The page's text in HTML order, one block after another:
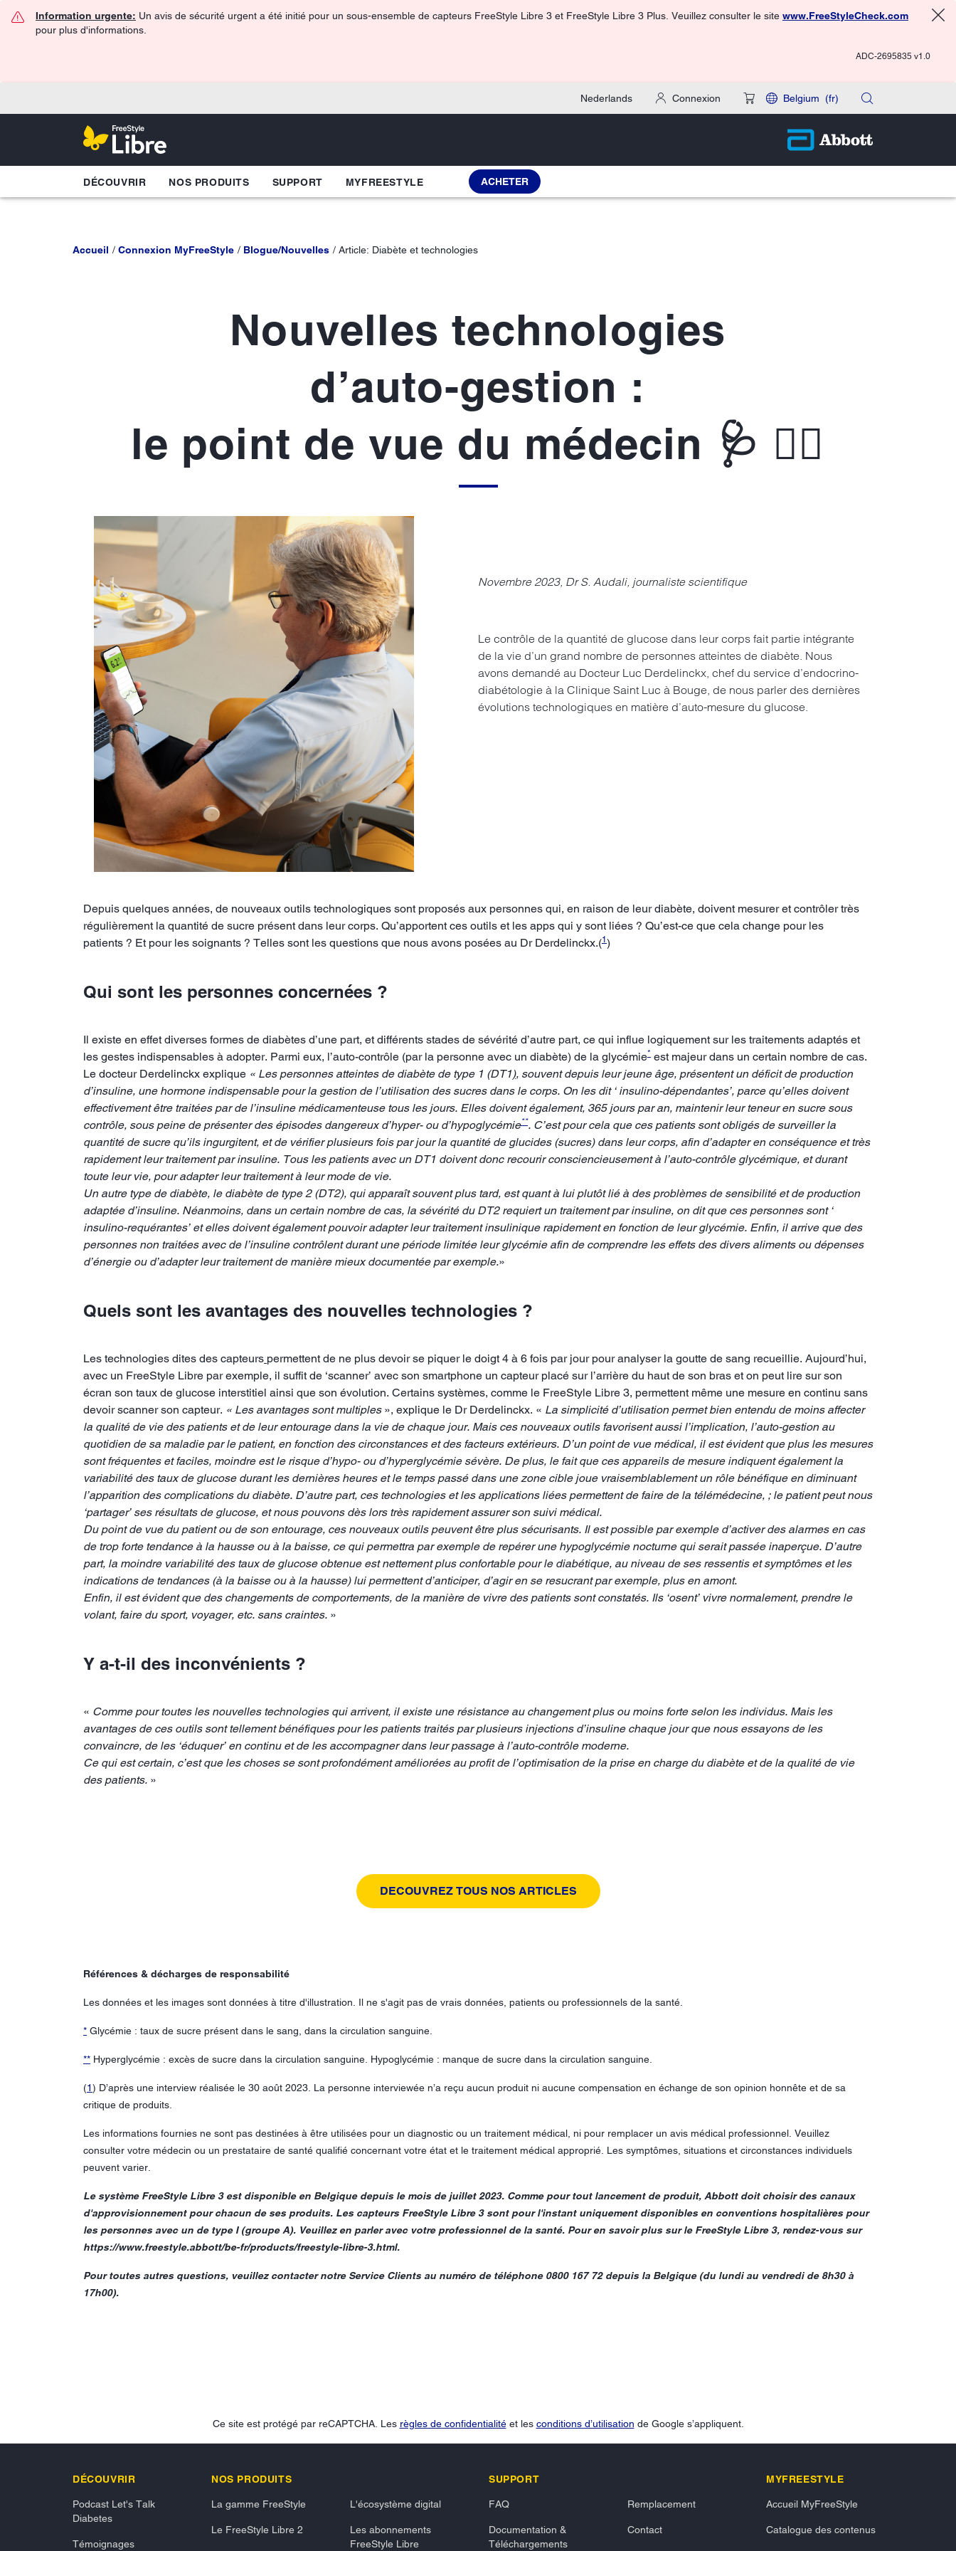
Information urgente: Un avis de sécurité urgent a été initié pour un sous-ensemble de capteurs FreeStyle Libre 3 et FreeStyle Libre 3 Plus. Veuillez consulter le site www.FreeStyleCheck.com
pour plus d'informations.
ADC-2695835 v1.0
Nederlands Connexion Belgium (fr)
DÉCOUVRIR NOS PRODUITS SUPPORT MYFREESTYLE ACHETER
Accueil Connexion MyFreeStyle Blogue/Nouvelles Article: Diabète et technologies
Nouvelles technologies
d’auto-gestion :
le point de vue du médecin 🩺 👨‍⚕️
Novembre 2023, Dr S. Audali, journaliste scientifique
Le contrôle de la quantité de glucose dans leur corps fait partie intégrante
de la vie d’un grand nombre de personnes atteintes de diabète. Nous
avons demandé au Docteur Luc Derdelinckx, chef du service d’endocrino-
diabétologie à la Clinique Saint Luc à Bouge, de nous parler des dernières
évolutions technologiques en matière d’auto-mesure du glucose.
Depuis quelques années, de nouveaux outils technologiques sont proposés aux personnes qui, en raison de leur diabète, doivent mesurer et contrôler très
régulièrement la quantité de sucre présent dans leur corps. Qu’apportent ces outils et les apps qui y sont liées ? Qu’est-ce que cela change pour les
patients ? Et pour les soignants ? Telles sont les questions que nous avons posées au Dr Derdelinckx.(1 )
Qui sont les personnes concernées ?
Il existe en effet diverses formes de diabètes d’une part, et différents stades de sévérité d’autre part, ce qui influe logiquement sur les traitements adaptés et
les gestes indispensables à adopter. Parmi eux, l’auto-contrôle (par la personne avec un diabète) de la glycémie* est majeur dans un certain nombre de cas.
Le docteur Derdelinckx explique « Les personnes atteintes de diabète de type 1 (DT1), souvent depuis leur jeune âge, présentent un déficit de production
d’insuline, une hormone indispensable pour la gestion de l’utilisation des sucres dans le corps. On les dit ‘ insulino-dépendantes’, parce qu’elles doivent
effectivement être traitées par de l’insuline médicamenteuse tous les jours. Elles doivent également, 365 jours par an, maintenir leur teneur en sucre sous
contrôle, sous peine de présenter des épisodes dangereux d’hyper- ou d’hypoglycémie**. C’est pour cela que ces patients sont obligés de surveiller la
quantité de sucre qu’ils ingurgitent, et de vérifier plusieurs fois par jour la quantité de glucides (sucres) dans leur corps, afin d’adapter en conséquence et très
rapidement leur traitement par insuline. Tous les patients avec un DT1 doivent donc recourir consciencieusement à l’auto-contrôle glycémique, et durant
toute leur vie, pour adapter leur traitement à leur mode de vie.
Un autre type de diabète, le diabète de type 2 (DT2), qui apparaît souvent plus tard, est quant à lui plutôt lié à des problèmes de sensibilité et de production
adaptée d’insuline. Néanmoins, dans un certain nombre de cas, la sévérité du DT2 requiert un traitement par insuline, on dit que ces personnes sont ‘
insulino-requérantes’ et elles doivent également pouvoir adapter leur traitement insulinique rapidement en fonction de leur glycémie. Enfin, il arrive que des
personnes non traitées avec de l’insuline contrôlent durant une période limitée leur glycémie afin de comprendre les effets des divers aliments ou dépenses
d’énergie ou d’adapter leur traitement de manière mieux documentée par exemple.»
Quels sont les avantages des nouvelles technologies ?
Les technologies dites des capteurs permettent de ne plus devoir se piquer le doigt 4 à 6 fois par jour pour analyser la goutte de sang recueillie. Aujourd’hui,
avec un FreeStyle Libre par exemple, il suffit de ‘scanner’ avec son smartphone un capteur placé sur l’arrière du haut de son bras et on peut lire sur son
écran son taux de glucose interstitiel ainsi que son évolution. Certains systèmes, comme le FreeStyle Libre 3, permettent même une mesure en continu sans
devoir scanner son capteur. « Les avantages sont multiples », explique le Dr Derdelinckx. « La simplicité d’utilisation permet bien entendu de moins affecter
la qualité de vie des patients et de leur entourage dans la vie de chaque jour. Mais ces nouveaux outils favorisent aussi l’implication, l’auto-gestion au
quotidien de sa maladie par le patient, en fonction des circonstances et des facteurs extérieurs. D’un point de vue médical, il est évident que plus les mesures
sont fréquentes et faciles, moindre est le risque d’hypo- ou d’hyperglycémie sévère. De plus, le fait que ces appareils de mesure indiquent également la
variabilité des taux de glucose durant les dernières heures et le temps passé dans une zone cible joue vraisemblablement un rôle bénéfique en diminuant
l’apparition des complications du diabète. D’autre part, ces technologies et les applications liées permettent de faire de la télémédecine, ; le patient peut nous
‘partager’ ses résultats de glucose, et nous pouvons dès lors très rapidement assurer son suivi médical.
Du point de vue du patient ou de son entourage, ces nouveaux outils peuvent être plus sécurisants. Il est possible par exemple d’activer des alarmes en cas
de trop forte tendance à la hausse ou à la baisse, ce qui permettra par exemple de repérer une hypoglycémie nocturne qui serait passée inaperçue. D’autre
part, la moindre variabilité des taux de glucose obtenue est nettement plus confortable pour le diabétique, au niveau de ses ressentis et symptômes et les
indications de tendances (à la baisse ou à la hausse) lui permettent d’anticiper, d’agir en se resucrant par exemple, plus en amont.
Enfin, il est évident que des changements de comportements, de la manière de vivre des patients sont constatés. Ils ‘osent’ vivre normalement, prendre le
volant, faire du sport, voyager, etc. sans craintes. »
Y a-t-il des inconvénients ?
« Comme pour toutes les nouvelles technologies qui arrivent, il existe une résistance au changement plus ou moins forte selon les individus. Mais les
avantages de ces outils sont tellement bénéfiques pour les patients traités par plusieurs injections d’insuline chaque jour que nous essayons de les
convaincre, de les ‘éduquer’ en continu et de les accompagner dans leur passage à l’auto-contrôle moderne.
Ce qui est certain, c’est que les choses se sont profondément améliorées au profit de l’optimisation de la prise en charge du diabète et de la qualité de vie
des patients. »
DECOUVREZ TOUS NOS ARTICLES
Références & décharges de responsabilité
Les données et les images sont données à titre d'illustration. Il ne s'agit pas de vrais données, patients ou professionnels de la santé.
* Glycémie : taux de sucre présent dans le sang, dans la circulation sanguine.
** Hyperglycémie : excès de sucre dans la circulation sanguine. Hypoglycémie : manque de sucre dans la circulation sanguine.
(1) D’après une interview réalisée le 30 août 2023. La personne interviewée n’a reçu aucun produit ni aucune compensation en échange de son opinion honnête et de sa
critique de produits.
Les informations fournies ne sont pas destinées à être utilisées pour un diagnostic ou un traitement médical, ni pour remplacer un avis médical professionnel. Veuillez
consulter votre médecin ou un prestataire de santé qualifié concernant votre état et le traitement médical approprié. Les symptômes, situations et circonstances individuels
peuvent varier.
Le système FreeStyle Libre 3 est disponible en Belgique depuis le mois de juillet 2023. Comme pour tout lancement de produit, Abbott doit choisir des canaux
d'approvisionnement pour chacun de ses produits. Les capteurs FreeStyle Libre 3 sont pour l'instant uniquement disponibles en conventions hospitalières pour
les personnes avec un de type I (groupe A). Veuillez en parler avec votre professionnel de la santé. Pour en savoir plus sur le FreeStyle Libre 3, rendez-vous sur
https://www.freestyle.abbott/be-fr/products/freestyle-libre-3.html.
Pour toutes autres questions, veuillez contacter notre Service Clients au numéro de téléphone 0800 167 72 depuis la Belgique (du lundi au vendredi de 8h30 à
17h00).
Ce site est protégé par reCAPTCHA. Les règles de confidentialitéet les conditions d’utilisation de Google s’appliquent.
DÉCOUVRIR
Podcast Let's Talk
Diabetes
Témoignages
NOS PRODUITS
La gamme FreeStyle
Le FreeStyle Libre 2
L'écosystème digital
Les abonnements
FreeStyle Libre
SUPPORT
FAQ
Documentation &
Téléchargements
Remplacement
Contact
MYFREESTYLE
Accueil MyFreeStyle
Catalogue des contenus